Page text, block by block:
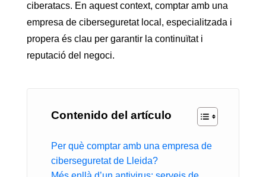
ciberatacs. En aquest context, comptar amb una
empresa de ciberseguretat local, especialitzada i
propera és clau per garantir la continuïtat i
reputació del negoci.
Contenido del artículo
Per què comptar amb una empresa de
ciberseguretat de Lleida?